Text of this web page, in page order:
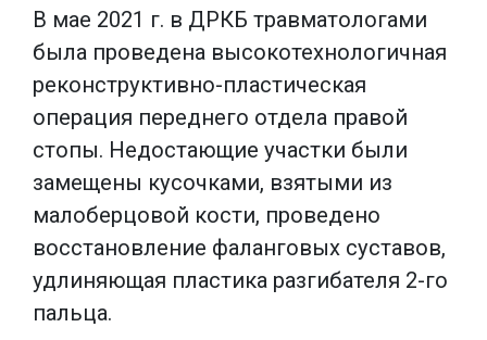
В мае 2021 г. в ДРКБ травматологами
была проведена высокотехнологичная
реконструктивно-пластическая
операция переднего отдела правой
стопы. Недостающие участки были
замещены кусочками, взятыми из
малоберцовой кости, проведено
восстановление фаланговых суставов,
удлиняющая пластика разгибателя 2-го
пальца.